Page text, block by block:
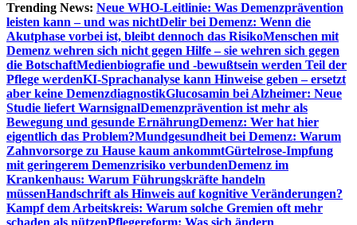
Trending News: Neue WHO-Leitlinie: Was Demenzprävention
leisten kann – und was nichtDelir bei Demenz: Wenn die
Akutphase vorbei ist, bleibt dennoch das RisikoMenschen mit
Demenz wehren sich nicht gegen Hilfe – sie wehren sich gegen
die BotschaftMedienbiografie und -bewußtsein werden Teil der
Pflege werdenKI-Sprachanalyse kann Hinweise geben – ersetzt
aber keine DemenzdiagnostikGlucosamin bei Alzheimer: Neue
Studie liefert WarnsignalDemenzprävention ist mehr als
Bewegung und gesunde ErnährungDemenz: Wer hat hier
eigentlich das Problem?Mundgesundheit bei Demenz: Warum
Zahnvorsorge zu Hause kaum ankommtGürtelrose-Impfung
mit geringerem Demenzrisiko verbundenDemenz im
Krankenhaus: Warum Führungskräfte handeln
müssenHandschrift als Hinweis auf kognitive Veränderungen?
Kampf dem Arbeitskreis: Warum solche Gremien oft mehr